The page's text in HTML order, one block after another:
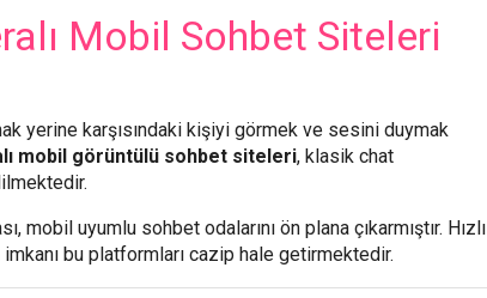
Mobil Sohbet Siteleri
yerine karşısındaki kişiyi görmek ve sesini duymak
mobil görüntülü sohbet siteleri, klasik chat
mobil uyumlu sohbet odalarını ön plana çıkarmıştır. Hızlı
bu platformları cazip hale getirmektedir.